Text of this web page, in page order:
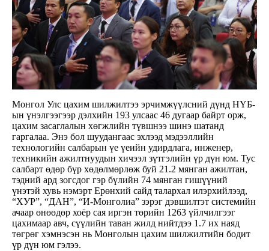
Монгол Улс цахим шилжилтээ эрчимжүүлсний дүнд НҮБ-
ын үнэлгээгээр дэлхийн 193 улсаас 46 дугаар байрт орж,
цахим засаглалын хөгжлийн түвшнээ шинэ шатанд
гаргалаа. Энэ бол шуудангаас эхлээд мэдээллийн
технологийн салбарын үе үеийн удирдлага, инженер,
техникийн ажилтнуудын хичээл зүтгэлийн үр дүн юм. Тус
салбарт өдөр бүр хөдөлмөрлөж буй 21.2 мянган ажилтан,
тэдний ард зогсдог гэр бүлийн 74 мянган гишүүний
үнэтэй хувь нэмэрт Ерөнхий сайд талархал илэрхийлээд,
“ХУР”, “ДАН”, “И-Монголиа” зэрэг дэвшилтэт системийн
ачаар өнөөдөр хоёр сая иргэн төрийн 1263 үйлчилгээг
цахимаар авч, сүүлийн таван жилд нийтдээ 1.7 их наяд
төгрөг хэмнэсэн нь Монголын цахим шилжилтийн бодит
үр дүн юм гэлээ.